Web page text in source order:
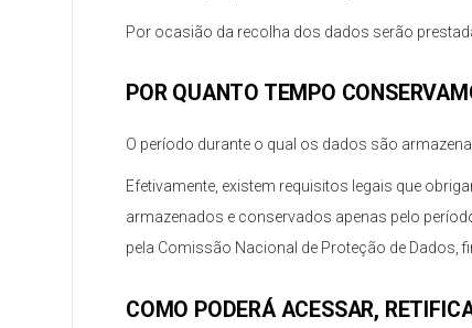
Por ocasião da recolha dos dados serão
POR QUANTO TEMPO
O período durante o qual os dados são
Efetivamente, existem requisitos legais que
armazenados e conservados apenas pelo
pela Comissão Nacional de Proteção de Dados,
COMO PODERÁ ACESSAR,